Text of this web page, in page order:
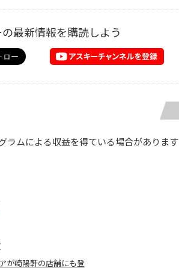
最新情報を購読しよう
ラムによる収益を得ている場合があります
が崎陽軒の店舗にも登